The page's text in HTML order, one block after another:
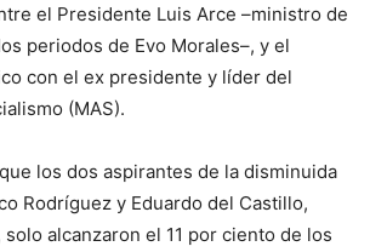
el Presidente Luis Arce –ministro de
periodos de Evo Morales–, y el
con el ex presidente y líder del
(MAS).
los dos aspirantes de la disminuida
Rodríguez y Eduardo del Castillo,
alcanzaron el 11 por ciento de los